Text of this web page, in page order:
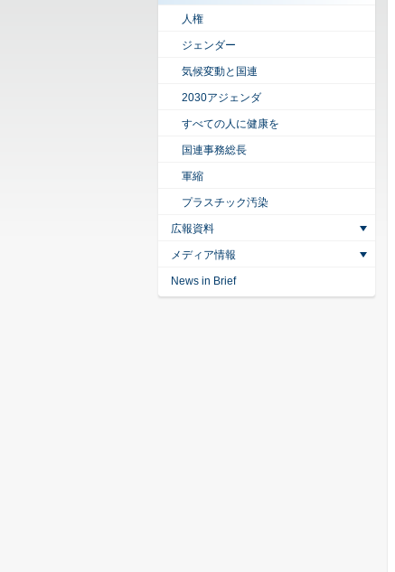
人権
ジェンダー
気候変動と国連
2030アジェンダ
すべての人に健康を
国連事務総長
軍縮
プラスチック汚染
広報資料
メディア情報
News in Brief